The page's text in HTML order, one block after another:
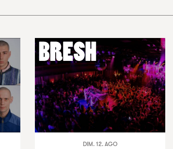
DIM. 12. AGO